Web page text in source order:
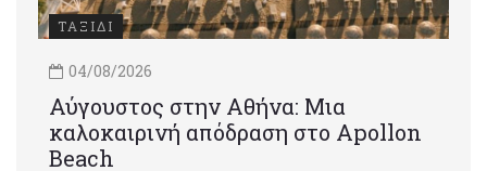
ΤΑΞΙΔΙ
04/08/2026
Αύγουστος στην Αθήνα: Μια
καλοκαιρινή απόδραση στο Apollon
Beach